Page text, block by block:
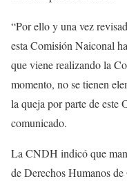
“Por ello y una vez
esta Comisión Naiconal
que viene realizando la
momento, no se tienen
la queja por parte de
comunicado.
La CNDH indicó que
de Derechos Humanos de